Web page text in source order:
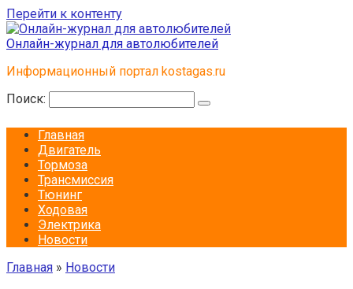
Перейти к контенту
Онлайн-журнал для автолюбителей
Информационный портал kostagas.ru
Поиск:
Главная
Двигатель
Тормоза
Трансмиссия
Тюнинг
Ходовая
Электрика
Новости
Главная » Новости